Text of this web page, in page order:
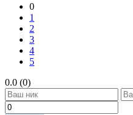
0
1
2
3
4
5
0.0 (0)